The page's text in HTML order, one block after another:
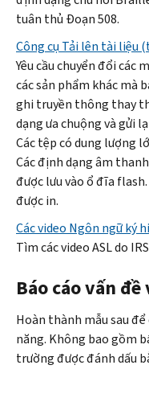
tuân thủ Đoạn 508.
Công cụ Tải lên tài liệu
Yêu cầu chuyển đổi các
các sản phẩm khác mà
ghi truyền thông thay
dạng ưa chuộng và gửi
Các tệp có dung lượng
Các định dạng âm
được lưu vào ổ đĩa flash.
được in.
Các video Ngôn ngữ ký
Tìm các video ASL do
Báo cáo vấn
Hoàn thành mẫu sau
năng. Không bao gồm
trường được đánh dấu